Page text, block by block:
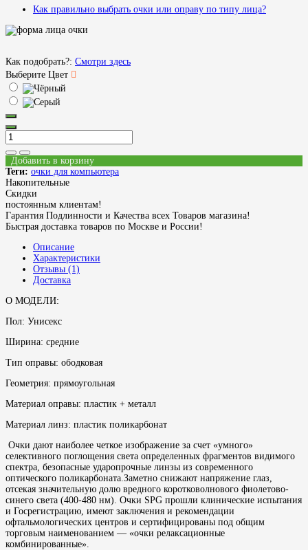
Как правильно выбрать очки или оправу по типу лица?
Как подобрать?: Смотри здесь
Выберите Цвет
Добавить в корзину
Теги: очки для компьютера
Накопительные
Скидки
постоянным клиентам!
Гарантия Подлинности и Качества всех Товаров магазина!
Быстрая доставка товаров по Москве и России!
Описание
Характеристики
Отзывы (1)
Доставка
О МОДЕЛИ:
Пол: Унисекс
Ширина: средние
Тип оправы: ободковая
Геометрия: прямоугольная
Материал оправы: пластик + металл
Материал линз: пластик поликарбонат
Очки дают наиболее четкое изображение за счет «умного»
селективного поглощения света определенных фрагментов видимого
спектра, безопасные ударопрочные линзы из современного
оптического поликарбоната.Заметно снижают напряжение глаз,
отсекая значительную долю вредного коротковолнового фиолетово-
синего света (400-480 нм). Очки SPG прошли клинические испытания
и Госрегистрацию, имеют заключения и рекомендации
офтальмологических центров и сертифицированы под общим
торговым наименованием — «очки релаксационные
комбинированные».